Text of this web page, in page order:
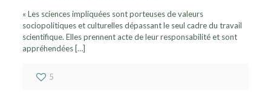
« Les sciences impliquées sont porteuses de valeurs
sociopolitiques et culturelles dépassant le seul cadre du travail
scientifique. Elles prennent acte de leur responsabilité et sont
appréhendées […]
5